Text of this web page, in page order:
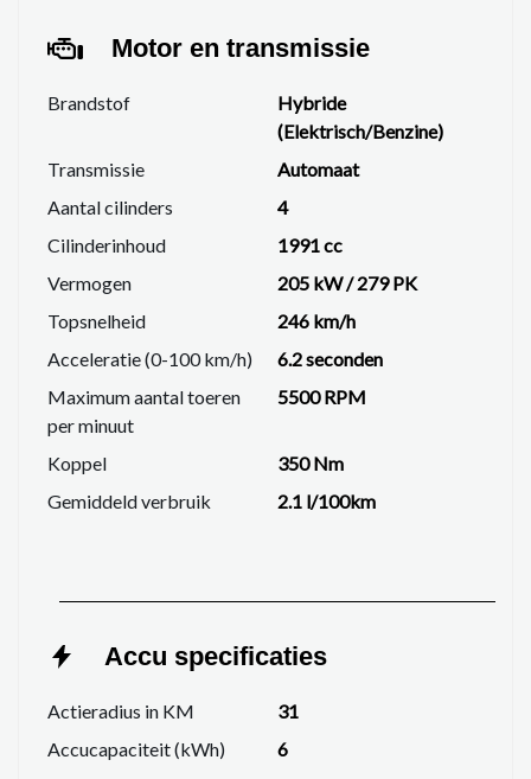
Motor en transmissie
Brandstof
Hybride
(Elektrisch/Benzine)
Transmissie
Automaat
Aantal cilinders
4
Cilinderinhoud
1991 cc
Vermogen
205 kW / 279 PK
Topsnelheid
246 km/h
Acceleratie (0-100 km/h)
6.2 seconden
Maximum aantal toeren
per minuut
5500 RPM
Koppel
350 Nm
Gemiddeld verbruik
2.1 l/100km
Accu specificaties
Actieradius in KM
31
Accucapaciteit (kWh)
6